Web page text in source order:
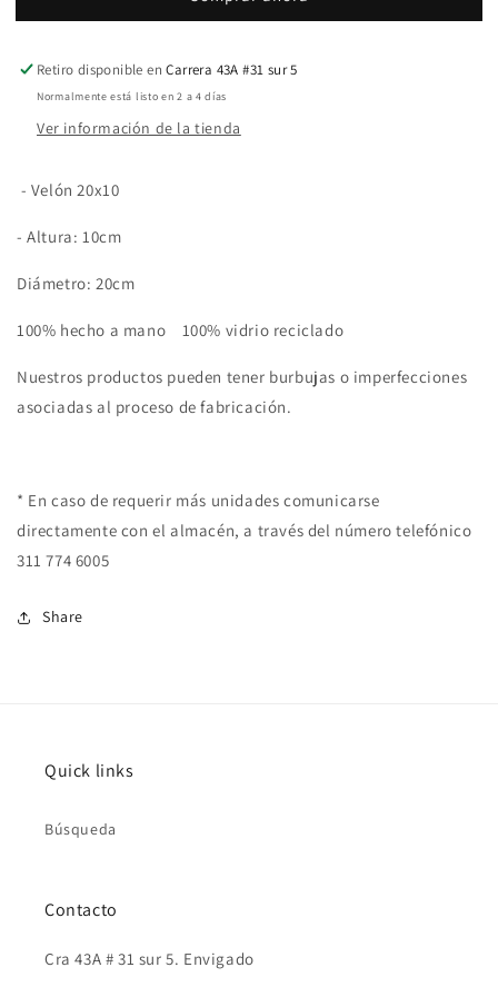
Retiro disponible enCarrera 43A #31 sur 5
Normalmente está listo en 2 a 4 días
Ver información de la tienda
- Velón 20x10
- Altura: 10cm
Diámetro: 20cm
100% hecho a mano 100% vidrio reciclado
Nuestros productos pueden tener burbujas o imperfecciones
asociadas al proceso de fabricación.
* En caso de requerir más unidades comunicarse
directamente con el almacén, a través del número telefónico
311 774 6005
Share
Quick links
Búsqueda
Contacto
Cra 43A # 31 sur 5. Envigado